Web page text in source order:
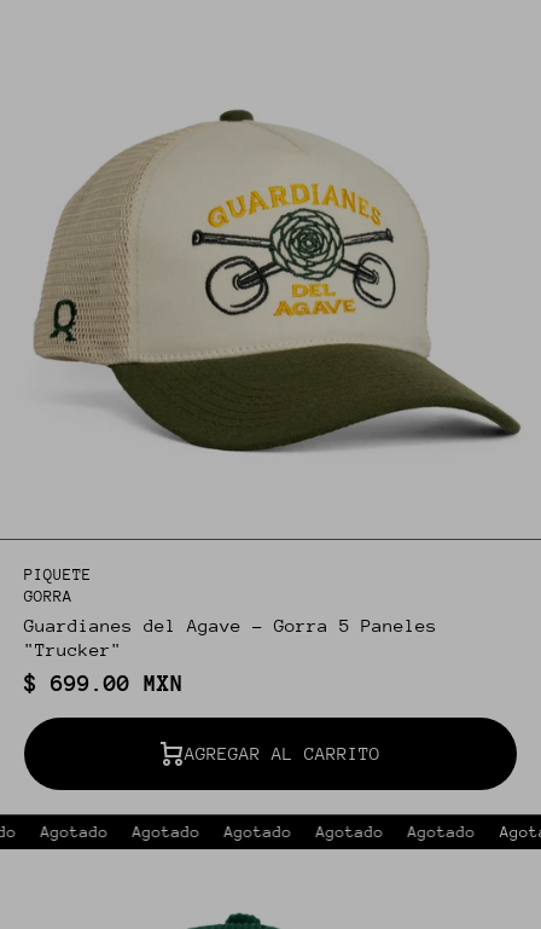
PIQUETE
GORRA
Guardianes del Agave - Gorra 5 Paneles
"Trucker"
$ 699.00 MXN
AGREGAR AL CARRITO
Agotado Agotado Agotado Agotado Agotado